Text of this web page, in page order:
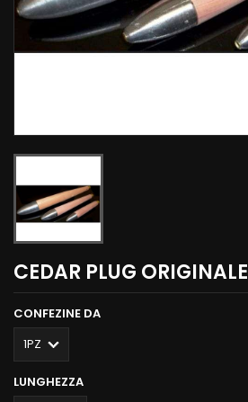
CEDAR PLUG ORIGINALE
CONFEZINE DA
LUNGHEZZA